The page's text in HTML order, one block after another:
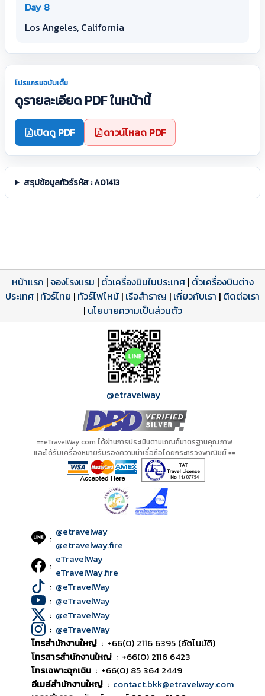
Day 8
Los Angeles, California
โปรแกรมฉบับเต็ม
ดูรายละเอียด PDF ในหน้านี้
เปิดดู PDF ดาวน์โหลด PDF
สรุปข้อมูลทัวร์รหัส : A01413
โปรแกรมทัวร์
ดาวน์โหลด PDF
รีวิวลูกค้าจริง
รีวิวจาก eTravelWay
เปิดหน้าเต็ม
ใบอนุญาตนำเที่ยว
เลขที่ 11/11450
เปิดหน้าเต็ม
หน้าแรก |จองโรงแรม | ตั๋วเครื่องบินในประเทศ| ตั๋วเครื่องบินต่าง
ประเทศ | ทัวร์ไทย | ทัวร์ไฟไหม้ | เรือสำราญ | เกี่ยวกับเรา | ติดต่อเรา
| นโยบายความเป็นส่วนตัว
@etravelway
==eTravelWay.com ได้ผ่านการประเมินตามเกณฑ์มาตรฐานคุณภาพ
และได้รับเครื่องหมายรับรองความน่าเชื่อถือโดยกระทรวงพาณิชย์ ==
: @etravelway
@etravelway.fire
: eTravelWay
eTravelWay.fire
: @eTravelWay
: @eTravelWay
: @eTravelWay
: @eTravelWay
โทรสำนักงานใหญ่ : +66(0) 2116 6395 (อัตโนมัติ)
โทรสารสำนักงานใหญ่ : +66(0) 2116 6423
โทรเฉพาะฉุกเฉิน : +66(0) 85 364 2449
อีเมล์สำนักงานใหญ่ : contact.bkk@etravelway.com